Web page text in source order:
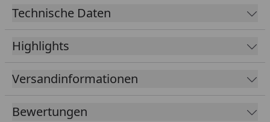
der Steckbefestigung.
Haltbarkeit und Material
Gummi und Kunststoff, stellt der BS-801 eine
Technische Daten
Highlights
Versandinformationen
Bewertungen